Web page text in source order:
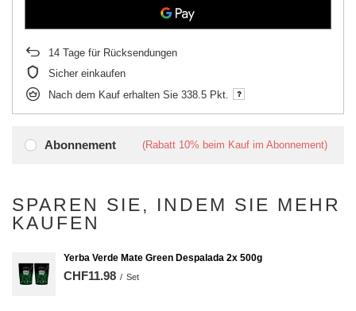
Abonnement (Rabatt 10% beim Kauf im Abonnement)
14 Tage für Rücksendungen
Sicher einkaufen
Nach dem Kauf erhalten Sie 338.5 Pkt.
SPAREN SIE, INDEM SIE MEHR
KAUFEN
Yerba Verde Mate Green Despalada 2x 500g
CHF11.98 / Set